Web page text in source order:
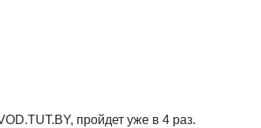
пройдет уже в 4 раз.